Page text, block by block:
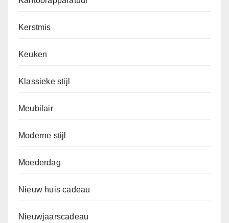
Kerstmis
Keuken
Klassieke stijl
Meubilair
Moderne stijl
Moederdag
Nieuw huis cadeau
Nieuwjaarscadeau